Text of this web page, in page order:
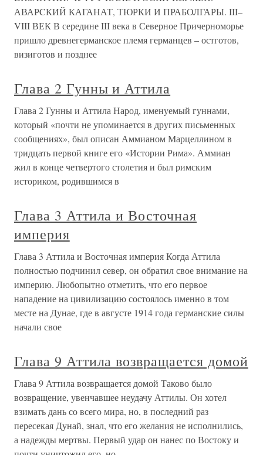
АВАРCКИЙ КАГАНАТ, ТЮРКИ И ПРАБОЛГАРЫ. III–
VIII ВЕК В середине III века в Северное Причерноморье
пришло древнегерманское племя германцев – остготов,
визиготов и позднее
Глава 2 Гунны и Аттила
Глава 2 Гунны и Аттила Народ, именуемый гуннами,
который «почти не упоминается в других письменных
сообщениях», был описан Аммианом Марцеллином в
тридцать первой книге его «Истории Рима». Аммиан
жил в конце четвертого столетия и был римским
историком, родившимся в
Глава 3 Аттила и Восточная
империя
Глава 3 Аттила и Восточная империя Когда Аттила
полностью подчинил север, он обратил свое внимание на
империю. Любопытно отметить, что его первое
нападение на цивилизацию состоялось именно в том
месте на Дунае, где в августе 1914 года германские силы
начали свое
Глава 9 Аттила возвращается домой
Глава 9 Аттила возвращается домой Таково было
возвращение, увенчавшее неудачу Аттилы. Он хотел
взимать дань со всего мира, но, в последний раз
пересекая Дунай, знал, что его желания не исполнились,
а надежды мертвы. Первый удар он нанес по Востоку и